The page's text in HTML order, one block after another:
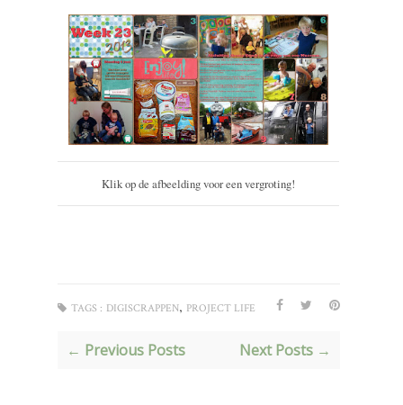
Klik op de afbeelding voor een vergroting!
TAGS : DIGISCRAPPEN, PROJECT LIFE
← Previous Posts Next Posts →